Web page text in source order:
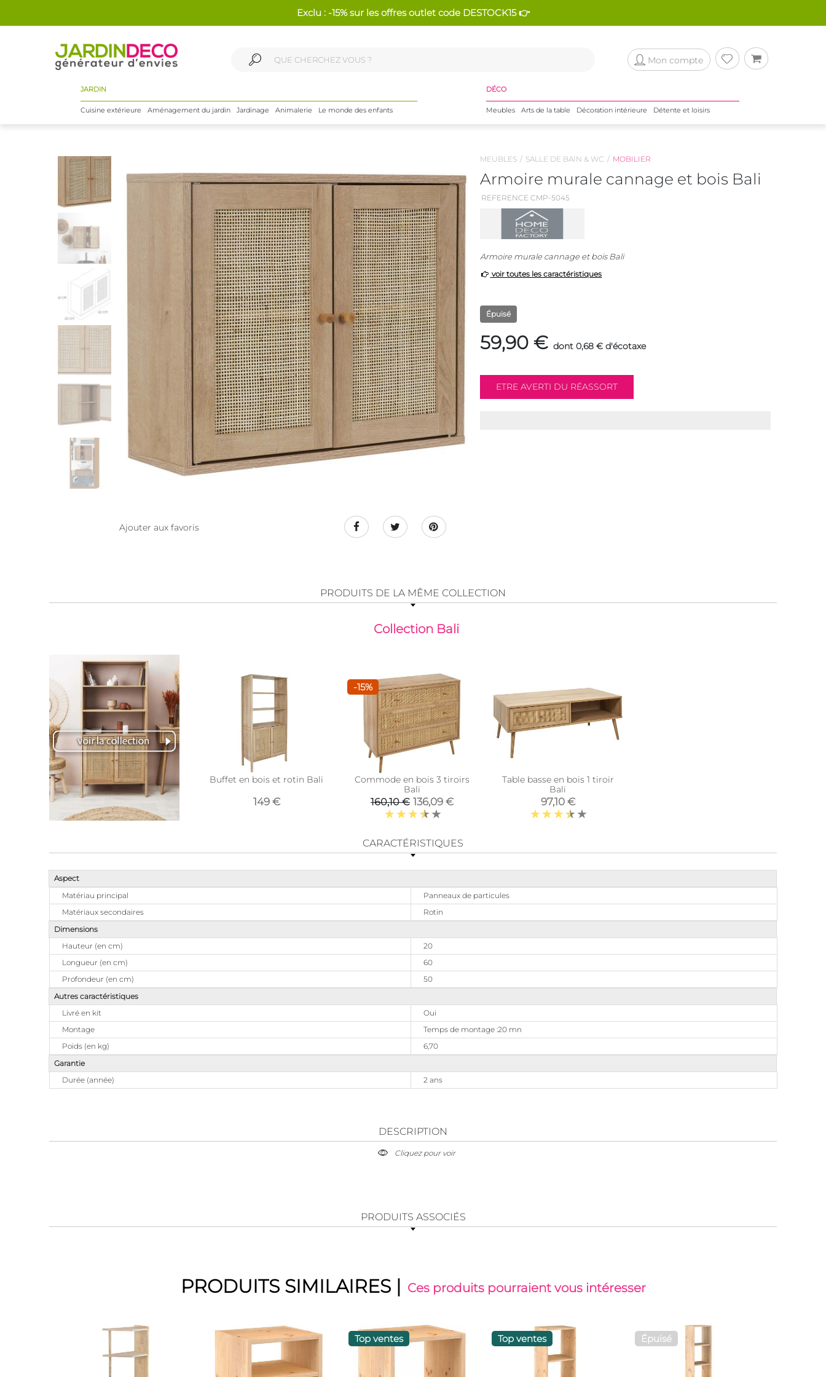
Exclu : -15% sur les offres outlet code DESTOCK15 👉
Mon compte
JARDIN
Cuisine extérieure Aménagement du jardin Jardinage Animalerie Le monde des enfants
DÉCO
Meubles Arts de la table Décoration intérieure Détente et loisirs
Ajouter aux favoris
MEUBLES SALLE DE BAIN & WC MOBILIER
Armoire murale cannage et bois Bali
REFERENCE CMP-5045
Armoire murale cannage et bois Bali
voir toutes les caractéristiques
Épuisé
59,90 € dont 0,68 € d'écotaxe
PRODUITS DE LA MÊME COLLECTION
Collection Bali
Buffet en bois et rotin Bali
149 €
-15%
Commode en bois 3 tiroirs
Bali
160,10 € 136,09 €
Table basse en bois 1 tiroir
Bali
97,10 €
CARACTÉRISTIQUES
Aspect
Matériau principal
Panneaux de particules
Matériaux secondaires
Rotin
Dimensions
Hauteur (en cm)
20
Longueur (en cm)
60
Profondeur (en cm)
50
Autres caractéristiques
Livré en kit
Oui
Montage
Temps de montage :20 mn
Poids (en kg)
6,70
Garantie
Durée (année)
2 ans
DESCRIPTION
Cliquez pour voir
PRODUITS ASSOCIÉS
PRODUITS SIMILAIRES | Ces produits pourraient vous intéresser
Top ventes Top ventes Épuisé